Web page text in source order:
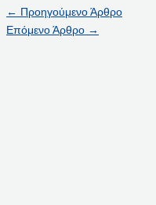
← Προηγούμενο Άρθρο
Επόμενο Άρθρο →